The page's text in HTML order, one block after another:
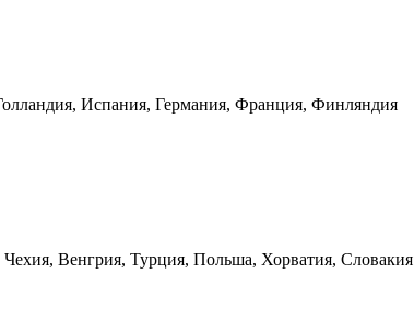
Испания, Германия, Франция, Финляндия
Чехия, Венгрия, Турция, Польша, Хорватия, Словакия